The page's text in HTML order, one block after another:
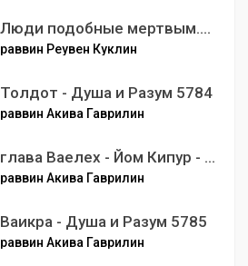
Люди подобные мертвым.mp3
раввин Реувен Куклин
Толдот - Душа и Разум 5784
раввин Акива Гаврилин
глава Ваелех - Йом Кипур - Душа и Разум 5782
раввин Акива Гаврилин
Ваикра - Душа и Разум 5785
раввин Акива Гаврилин